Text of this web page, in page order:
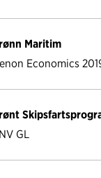
Maritim
Economics
GL